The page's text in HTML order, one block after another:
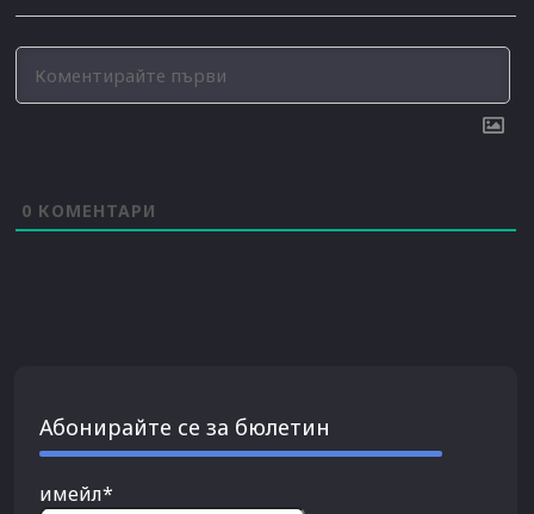
0 КОМЕНТАРИ
Абонирайте се за бюлетин
имейл*